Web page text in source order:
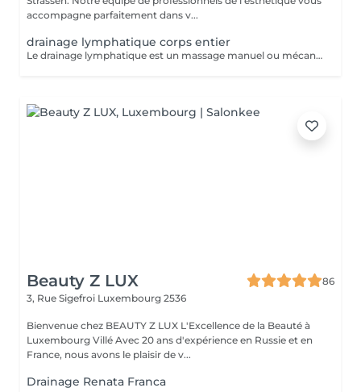
accompagne parfaitement dans v...
drainage lymphatique corps entier
Le drainage lymphatique est un massage manuel ou mécanique qui suit le trajet du système lymphatique afin de décongestionner les tissus, éliminer les toxines, et renforcer le système immunitaire. Il est souvent utilisé pour lutter contre la rétention d'eau, les jambes lourdes, les dèmes, ou pour favoriser la récupération post-opératoire ou post-traumatique. Contre-indications : - Infections aiguës - Thrombose / phlébite - Insuffisance cardiaque non compensée - cancer / Tumeurs malignes (sans avis médical) - Fièvre - règles hémorragiques / premiers 5 jours de règles - surcharge rénale - pathologies liées à l'appareil reproducteur - maladies de la peau - les ecchymoses - dysfonctionnement du système immunitaire
Beauty Z LUX
86
3, Rue Sigefroi Luxembourg 2536
Bienvenue chez BEAUTY Z LUX L'Excellence de la Beauté à
Luxembourg Villé Avec 20 ans d'expérience en Russie et en
France, nous avons le plaisir de v...
Drainage Renata Franca